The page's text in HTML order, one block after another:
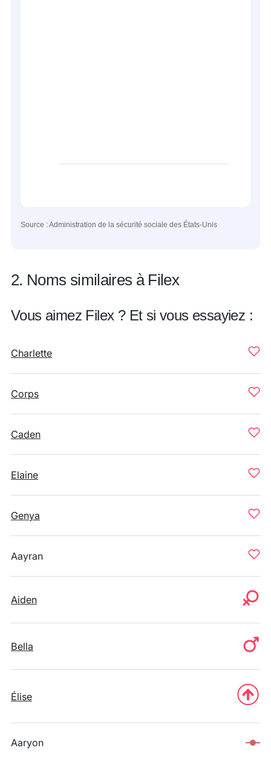
Source : Administration de la sécurité sociale des États-Unis
2. Noms similaires à Filex
Vous aimez Filex ? Et si vous essayiez :
Charlette
Corps
Caden
Elaine
Genya
Aayran
Aiden
Bella
Élise
Aaryon